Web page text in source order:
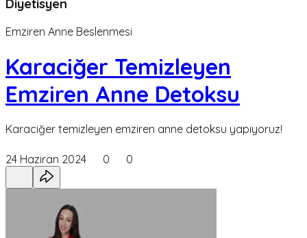
Diyetisyen
Emziren Anne Beslenmesi
Karaciğer Temizleyen
Emziren Anne Detoksu
Karaciğer temizleyen emziren anne detoksu yapıyoruz!
24 Haziran 2024 0 0